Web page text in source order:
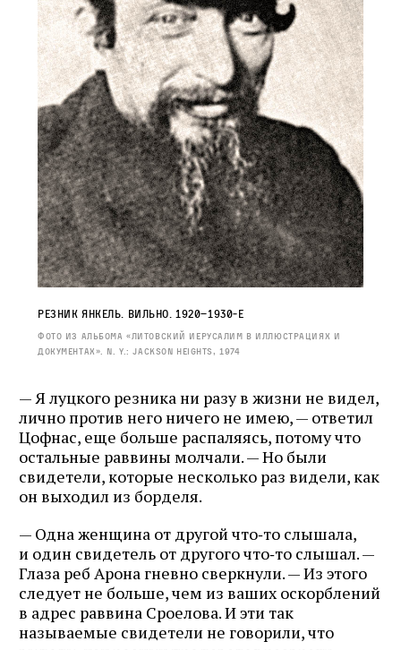
Резник Янкель. Вильно. 1920–1930‑е
Фото из альбома «Литовский Иерусалим в иллюстрациях и
документах». N. Y.: Jackson Heights, 1974
— Я луцкого резника ни разу в жизни не видел,
лично против него ничего не имею, — ответил
Цофнас, еще больше распаляясь, потому что
остальные раввины молчали. — Но были
свидетели, которые несколько раз видели, как
он выходил из борделя.
— Одна женщина от другой что‑то слышала,
и один свидетель от другого что‑то слышал. —
Глаза реб Арона гневно сверкнули. — Из этого
следует не больше, чем из ваших оскорблений
в адрес раввина Сроелова. И эти так
называемые свидетели не говорили, что